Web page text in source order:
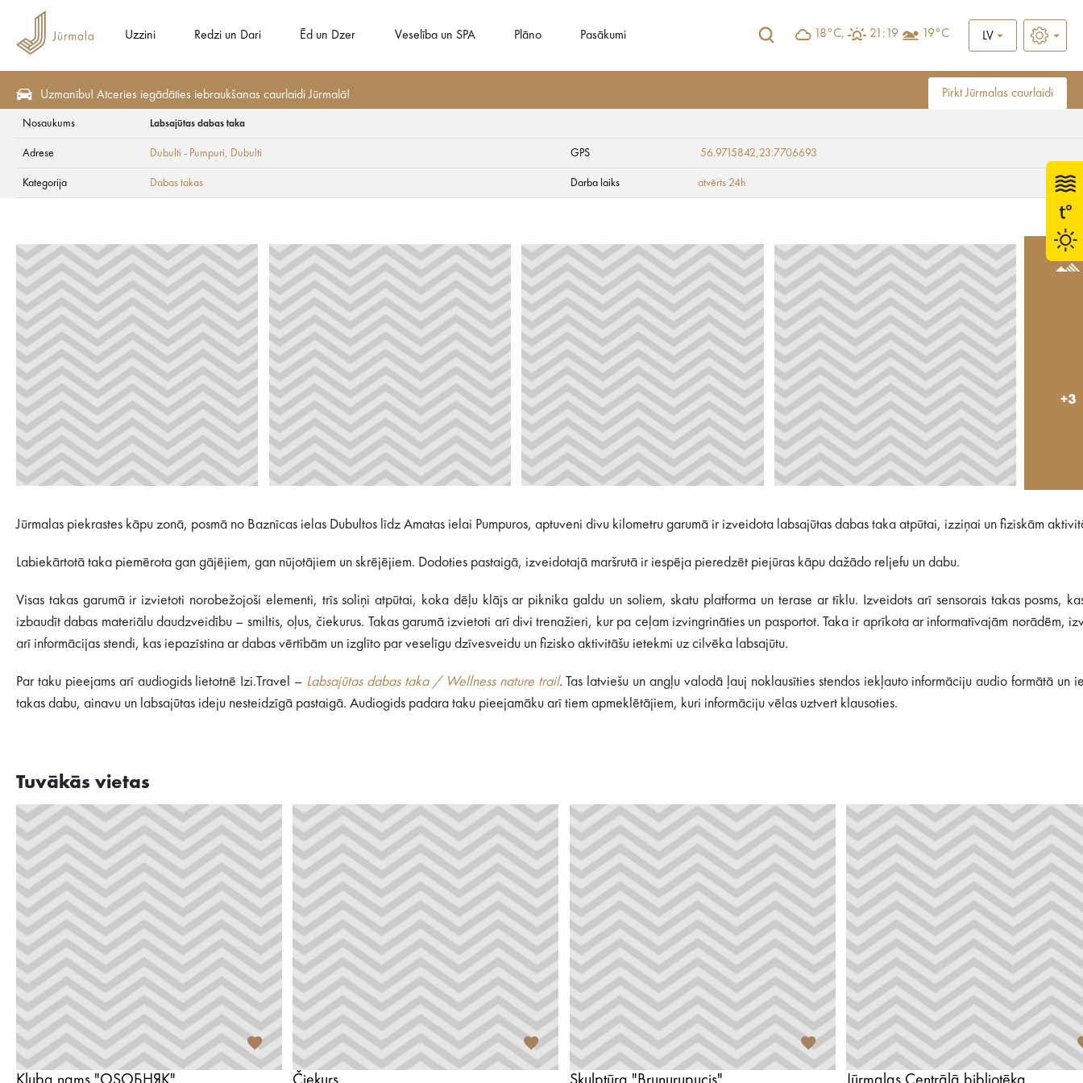
Uzzini Redzi un Dari Ēd un Dzer Veselība un SPA Plāno Pasākumi 18°C, 21:19 19°C LV
Uzmanību! Atceries iegādāties iebraukšanas caurlaidi Jūrmalā! Pirkt Jūrmalas caurlaidi
Dabas takas
Labsajūtas dabas taka
Nosaukums Labsajūtas dabas taka
Adrese Dubulti - Pumpuri, Dubulti GPS 56.9715842,23.7706693
Kategorija Dabas takas Darba laiks atvērts 24h
+3
Jūrmalas piekrastes kāpu zonā, posmā no Baznīcas ielas Dubultos līdz Amatas ielai Pumpuros, aptuveni divu kilometru garumā ir izveidota labsajūtas dabas taka atpūtai, izziņai un fiziskām
Labiekārtotā taka piemērota gan gājējiem, gan nūjotājiem un skrējējiem. Dodoties pastaigā, izveidotajā maršrutā ir iespēja pieredzēt piejūras kāpu dažādo reljefu un dabu.
Visas takas garumā ir izvietoti norobežojoši elementi, trīs soliņi atpūtai, koka dēļu klājs ar piknika galdu un soliem, skatu platforma un terase ar tīklu. Izveidots arī sensorais takas posms,
izbaudīt dabas materiālu daudzveidību – smiltis, oļus, čiekurus. Takas garumā izvietoti arī divi trenažieri, kur pa ceļam izvingrināties un pasportot. Taka ir aprīkota ar informatīvajām norādēm,
arī informācijas stendi, kas iepazīstina ar dabas vērtībām un izglīto par veselīgu dzīvesveidu un fizisko aktivitāšu ietekmi uz cilvēka labsajūtu.
Par taku pieejams arī audiogids lietotnē Izi.Travel – Labsajūtas dabas taka / Wellness nature trail. Tas latviešu un angļu valodā ļauj noklausīties stendos iekļauto informāciju audio formātā un
takas dabu, ainavu un labsajūtas ideju nesteidzīgā pastaigā. Audiogids padara taku pieejamāku arī tiem apmeklētājiem, kuri informāciju vēlas uztvert klausoties.
Tuvākās vietas